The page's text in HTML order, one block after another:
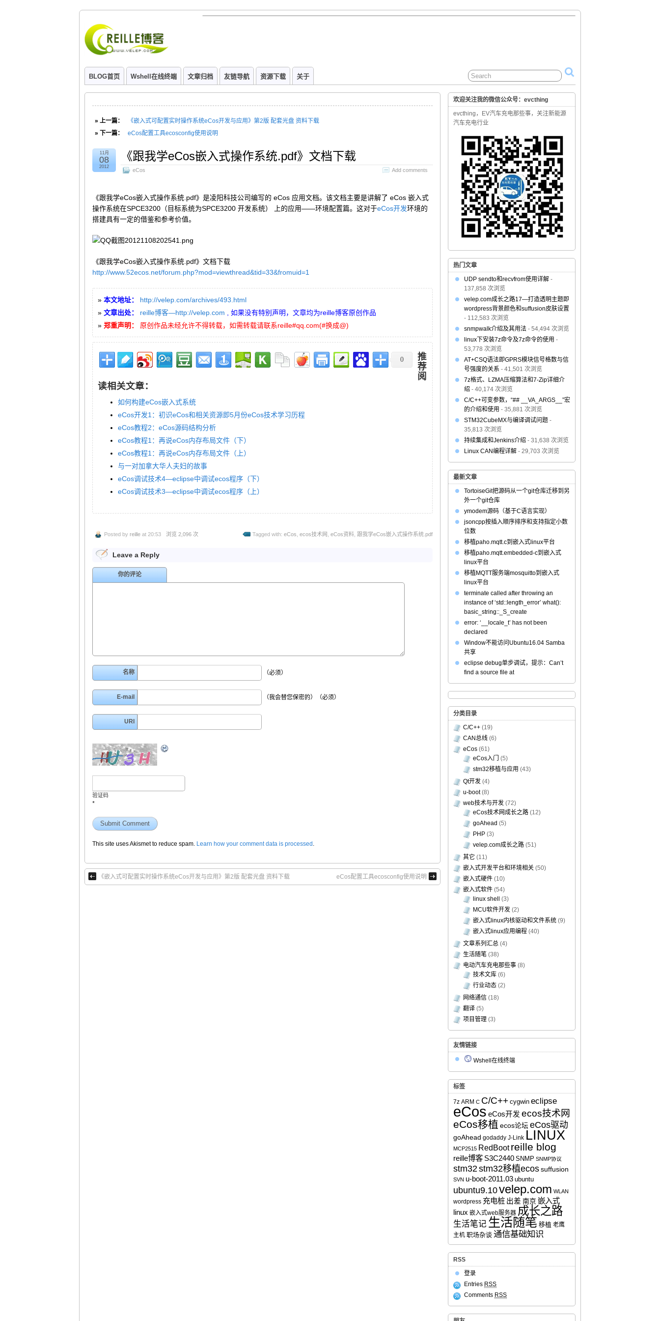
BLOG首页 Wshell在线终端 文章归档 友链导航 资源下载 关于
» 上一篇：
《嵌入式可配置实时操作系统eCos开发与应用》第2版 配套光盘 资料下载
» 下一篇：
eCos配置工具ecosconfig使用说明
《跟我学eCos嵌入式操作系统.pdf》文档下载
eCos Add comments
11月
08
2012
《跟我学eCos嵌入式操作系统.pdf》是凌阳科技公司编写的 eCos 应用文档。该文档主要是讲解了 eCos 嵌入式
操作系统在SPCE3200（目标系统为SPCE3200 开发系统） 上的应用——环境配置篇。这对于eCos开发环境的
搭建具有一定的借鉴和参考价值。
《跟我学eCos嵌入式操作系统.pdf》文档下载
http://www.52ecos.net/forum.php?mod=viewthread&tid=33&fromuid=1
» 本文地址：
http://velep.com/archives/493.html
» 文章出处： reille博客—http://velep.com
, 如果没有特别声明，文章均为reille博客原创作品
» 郑重声明： 原创作品未经允许不得转载，如需转载请联系reille#qq.com(#换成@)
0
推
荐
阅
读相关文章：
如何构建eCos嵌入式系统
eCos开发1：初识eCos和相关资源即5月份eCos技术学习历程
eCos教程2：eCos源码结构分析
eCos教程1：再说eCos内存布局文件（下）
eCos教程1：再说eCos内存布局文件（上）
与一对加拿大华人夫妇的故事
eCos调试技术4—eclipse中调试ecos程序（下）
eCos调试技术3—eclipse中调试ecos程序（上）
Posted by reille at 20:53 浏览 2,096 次 Tagged with: eCos ecos技术网 eCos资料 跟我学eCos嵌入式操作系统.pdf
Leave a Reply
你的评论
名称 （必须）
E-mail （我会替您保密的）（必须）
URI
验证码
*
This site uses Akismet to reduce spam. Learn how your comment data is processed .
《嵌入式可配置实时操作系统eCos开发与应用》第2版 配套光盘 资料下载 eCos配置工具ecosconfig使用说明
欢迎关注我的微信公众号：evcthing
evcthing，EV汽车充电那些事，关注新能源
汽车充电行业
热门文章
UDP sendto和recvfrom使用详解 -
137,858 次浏览
velep.com成长之路17—打造透明主题即
wordpress背景颜色和suffusion皮肤设置
- 112,583 次浏览
snmpwalk介绍及其用法 - 54,494 次浏览
linux下安装7z命令及7z命令的使用 -
53,778 次浏览
AT+CSQ语法即GPRS模块信号格数与信
号强度的关系 - 41,501 次浏览
7z格式、LZMA压缩算法和7-Zip详细介
绍 - 40,174 次浏览
C/C++可变参数，“## __VA_ARGS__”宏
的介绍和使用 - 35,881 次浏览
STM32CubeMX与编译调试问题 -
35,813 次浏览
持续集成和Jenkins介绍 - 31,638 次浏览
Linux CAN编程详解 - 29,703 次浏览
最新文章
TortoiseGit把源码从一个git仓库迁移到另
外一个git仓库
ymodem源码（基于C语言实现）
jsoncpp按插入顺序排序和支持指定小数
位数
移植paho.mqtt.c到嵌入式linux平台
移植paho.mqtt.embedded-c到嵌入式
linux平台
移植MQTT服务端mosquitto到嵌入式
linux平台
terminate called after throwing an
instance of ‘std::length_error’ what():
basic_string::_S_create
error: ‘__locale_t’ has not been
declared
Window不能访问Ubuntu16.04 Samba
共享
eclipse debug单步调试，提示：Can’t
find a source file at
分类目录
C/C++ (19)
CAN总线 (6)
eCos (61)
eCos入门
(5)
stm32移植与应用 (43)
Qt开发 (4)
u-boot(8)
web技术与开发 (72)
eCos技术网成长之路 (12)
goAhead (5)
PHP (3)
velep.com成长之路 (51)
其它 (11)
嵌入式开发平台和环境相关 (50)
嵌入式硬件 (10)
嵌入式软件 (54)
linux shell
(3)
MCU软件开发 (2)
嵌入式linux内核驱动和文件系统 (9)
嵌入式linux应用编程 (40)
文章系列汇总 (4)
生活随笔 (38)
电动汽车充电那些事 (8)
技术文库 (6)
行业动态 (2)
网络通信 (18)
翻译 (5)
项目管理 (3)
友情链接
Wshell在线终端
标签
7z ARM C C/C++ cygwin eclipse
eCos eCos开发 ecos技术网
eCos移植 ecos论坛 eCos驱动
goAhead godaddy J-Link LINUX
MCP2515 RedBoot reille blog
reille博客 S3C2440 SNMP SNMP协议
stm32stm32移植ecos suffusion
SVN u-boot-2011.03 ubuntu
ubuntu9.10velep.com WLAN
wordpress 充电桩 出差 南京 嵌入式
linux 嵌入式web服务器 成长之路
生活笔记 生活随笔 移植 老鹰
主机 职场杂谈 通信基础知识
RSS
登录
Entries RSS
Comments RSS